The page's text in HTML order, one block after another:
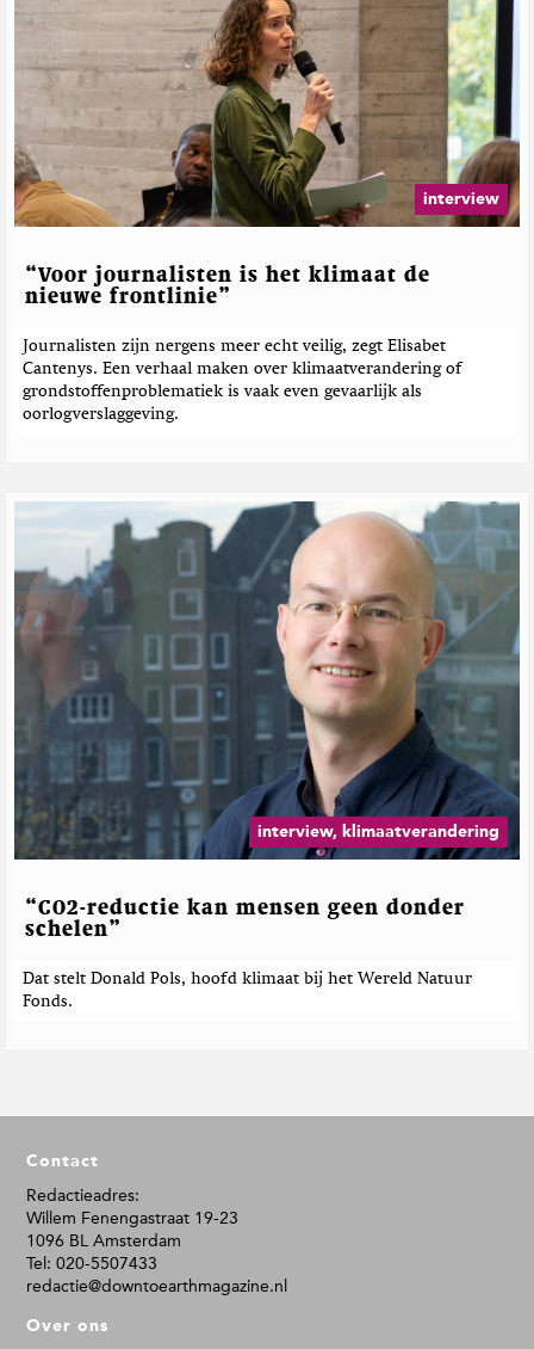
interview
“Voor journalisten is het klimaat de
nieuwe frontlinie”
Journalisten zijn nergens meer echt veilig, zegt Elisabet
Cantenys. Een verhaal maken over klimaatverandering of
grondstoffenproblematiek is vaak even gevaarlijk als
oorlogverslaggeving.
interview, klimaatverandering
“CO2-reductie kan mensen geen donder
schelen”
Dat stelt Donald Pols, hoofd klimaat bij het Wereld Natuur
Fonds.
o
o
Contact
Redactieadres:
Willem Fenengastraat 19-23
1096 BL Amsterdam
Tel: 020-5507433
redactie@downtoearthmagazine.nl
Over ons